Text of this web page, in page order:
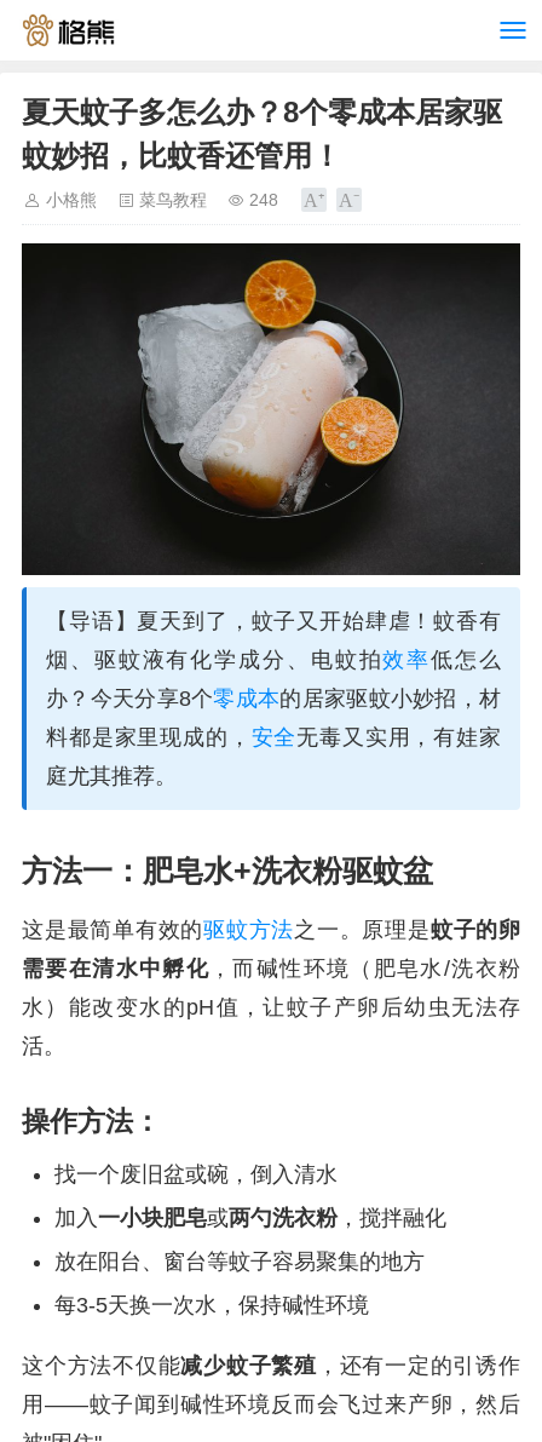
夏天蚊子多怎么办？8个零成本居家驱
蚊妙招，比蚊香还管用！
小格熊 菜鸟教程 248
【导语】夏天到了，蚊子又开始肆虐！蚊香有
烟、驱蚊液有化学成分、电蚊拍效率低怎么
办？今天分享8个零成本的居家驱蚊小妙招，材
料都是家里现成的， 安全无毒又实用，有娃家
庭尤其推荐。
方法一：肥皂水+洗衣粉驱蚊盆
这是最简单有效的驱蚊方法之一。原理是蚊子的卵
需要在清水中孵化 ，而碱性环境（肥皂水/洗衣粉
水）能改变水的pH值，让蚊子产卵后幼虫无法存
活。
操作方法：
找一个废旧盆或碗，倒入清水
加入一小块肥皂或两勺洗衣粉，搅拌融化
放在阳台、窗台等蚊子容易聚集的地方
每3-5天换一次水，保持碱性环境
这个方法不仅能减少蚊子繁殖，还有一定的引诱作
用——蚊子闻到碱性环境反而会飞过来产卵，然后